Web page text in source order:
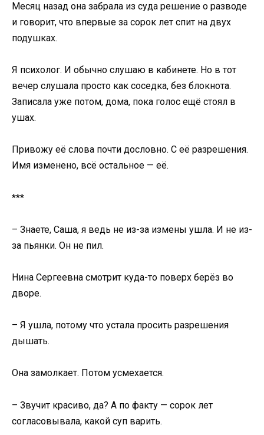
Месяц назад она забрала из суда решение о разводе
и говорит, что впервые за сорок лет спит на двух
подушках.
Я психолог. И обычно слушаю в кабинете. Но в тот
вечер слушала просто как соседка, без блокнота.
Записала уже потом, дома, пока голос ещё стоял в
ушах.
Привожу её слова почти дословно. С её разрешения.
Имя изменено, всё остальное — её.
***
– Знаете, Саша, я ведь не из-за измены ушла. И не из-
за пьянки. Он не пил.
Нина Сергеевна смотрит куда-то поверх берёз во
дворе.
– Я ушла, потому что устала просить разрешения
дышать.
Она замолкает. Потом усмехается.
– Звучит красиво, да? А по факту — сорок лет
согласовывала, какой суп варить.